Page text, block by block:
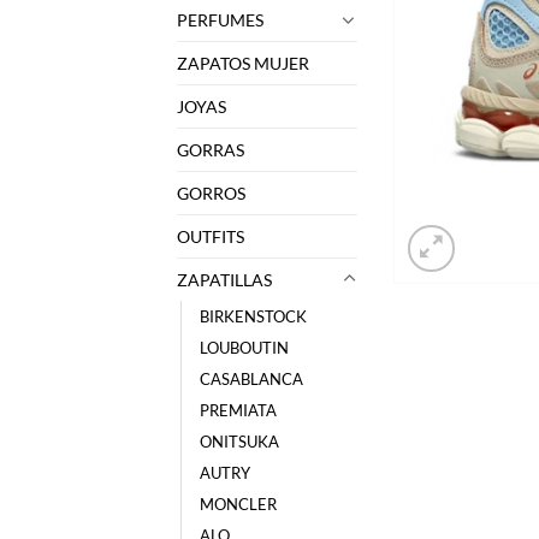
PERFUMES
ZAPATOS MUJER
JOYAS
GORRAS
GORROS
OUTFITS
ZAPATILLAS
BIRKENSTOCK
LOUBOUTIN
CASABLANCA
PREMIATA
ONITSUKA
AUTRY
MONCLER
ALO